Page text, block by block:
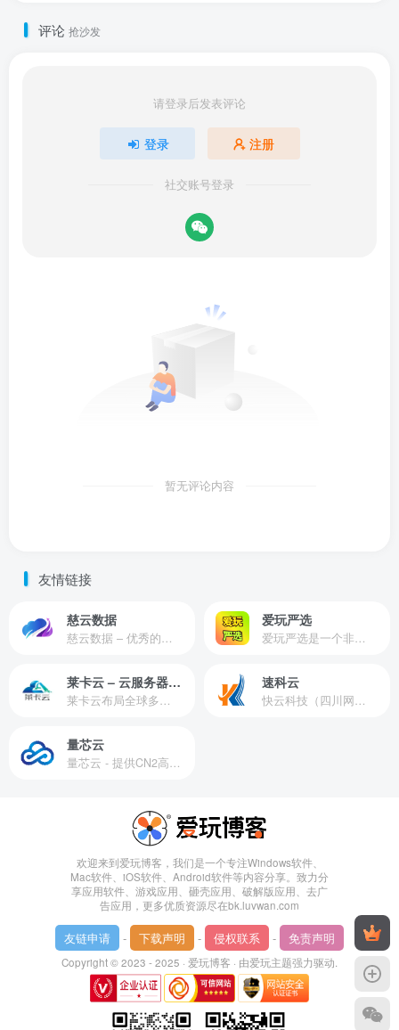
评论 抢沙发
请登录后发表评论
登录 注册
社交账号登录
暂无评论内容
友情链接
慈云数据
慈云数据 – 优秀的云服务器服务商，提供最具有性价比的产品。慈云数据是开发者必不可少的良心云
爱玩严选
爱玩严选是一个非常有保障且性价比极高的虚拟商城，包括但不限于苹果证书、技术指导、会员充值等多种虚拟服务！
莱卡云 – 云服务器提供商
莱卡云布局全球多个地理区域。提供服务有：境外云服务器、国内云服务器、独立服务器、服务器托管、CDN、SSL证书、游戏服务器等业务。
速科云
快云科技（四川网联快云科技有限公司）成立于2021年，主营互联网业务平台服务提供商。公司专注为用户提供低价高性能云计算产品，致力于云计算应用的易用性开发，并引导云计算在国内普及
量芯云
量芯云 - 提供CN2高速香港美国云服务器&专业高防服务器租用等云服务器供应商
欢迎来到爱玩博客，我们是一个专注Windows软件、
Mac软件、iOS软件、Android软件等内容分享。致力分
享应用软件、游戏应用、砸壳应用、破解版应用、去广
告应用，更多优质资源尽在bk.luvwan.com
友链申请 - 下载声明 - 侵权联系 - 免责声明
Copyright © 2023 - 2025 · 爱玩博客 · 由爱玩主题强力驱动.